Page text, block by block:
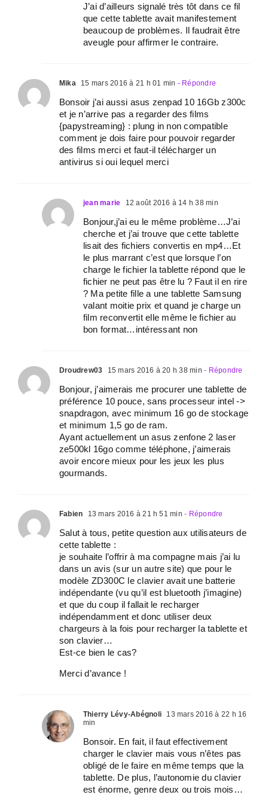
J’ai d’ailleurs signalé très tôt dans ce fil
que cette tablette avait manifestement
beaucoup de problèmes. Il faudrait être
aveugle pour affirmer le contraire.
Mika 15 mars 2016 à 21 h 01 min - Répondre
Bonsoir j’ai aussi asus zenpad 10 16Gb z300c
et je n’arrive pas a regarder des films
{papystreaming} : plung in non compatible
comment je dois faire pour pouvoir regarder
des films merci et faut-il télécharger un
antivirus si oui lequel merci
jean marie 12 août 2016 à 14 h 38 min
Bonjour,j’ai eu le même problème…J’ai
cherche et j’ai trouve que cette tablette
lisait des fichiers convertis en mp4…Et
le plus marrant c’est que lorsque l’on
charge le fichier la tablette répond que le
fichier ne peut pas être lu ? Faut il en rire
? Ma petite fille a une tablette Samsung
valant moitie prix et quand je charge un
film reconvertit elle même le fichier au
bon format…intéressant non
Droudrew03 15 mars 2016 à 20 h 38 min - Répondre
Bonjour, j’aimerais me procurer une tablette de
préférence 10 pouce, sans processeur intel ->
snapdragon, avec minimum 16 go de stockage
et minimum 1,5 go de ram.
Ayant actuellement un asus zenfone 2 laser
ze500kl 16go comme téléphone, j’aimerais
avoir encore mieux pour les jeux les plus
gourmands.
Fabien 13 mars 2016 à 21 h 51 min - Répondre
Salut à tous, petite question aux utilisateurs de
cette tablette :
je souhaite l’offrir à ma compagne mais j’ai lu
dans un avis (sur un autre site) que pour le
modèle ZD300C le clavier avait une batterie
indépendante (vu qu’il est bluetooth j’imagine)
et que du coup il fallait le recharger
indépendamment et donc utiliser deux
chargeurs à la fois pour recharger la tablette et
son clavier…
Est-ce bien le cas?
Merci d’avance !
Thierry Lévy-Abégnoli
13 mars 2016 à 22 h 16
min
Bonsoir. En fait, il faut effectivement
charger le clavier mais vous n’êtes pas
obligé de le faire en même temps que la
tablette. De plus, l’autonomie du clavier
est énorme, genre deux ou trois mois…